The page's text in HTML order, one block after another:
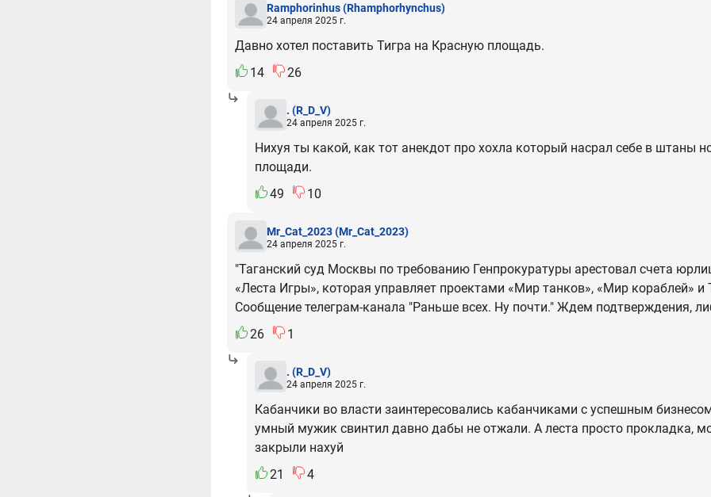
Ramphorinhus(Rhamphorhynchus)
24 апреля 2025 г.
Давно хотел поставить Тигра на Красную площадь.
14
26
. (R_D_V)
24 апреля 2025 г.
Нихуя ты какой, как тот анекдот про хохла который насрал себе в штаны
площади.
49
10
Mr_Cat_2023(Mr_Cat_2023)
24 апреля 2025 г.
"Таганский суд Москвы по требованию Генпрокуратуры арестовал счета
«Леста Игры», которая управляет проектами «Мир танков», «Мир кораблей» и
Сообщение телеграм-канала "Раньше всех. Ну почти." Ждем подтверждения,
26
1
. (R_D_V)
24 апреля 2025 г.
Кабанчики во власти заинтересовались кабанчиками с успешным
умный мужик свинтил давно дабы не отжали. А леста просто прокладка,
закрыли нахуй
21
4